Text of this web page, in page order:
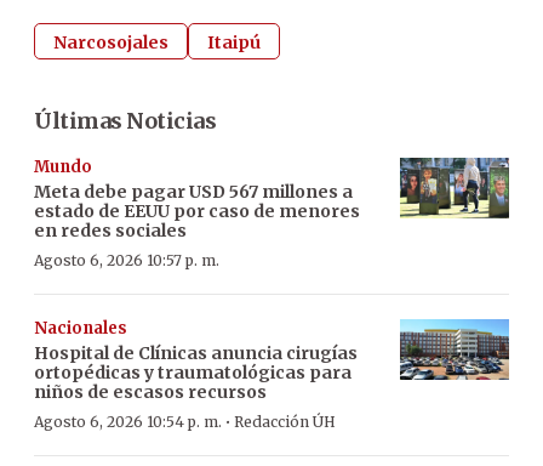
Narcosojales Itaipú
Últimas Noticias
Mundo
Meta debe pagar USD 567 millones a
estado de EEUU por caso de menores
en redes sociales
Agosto 6, 2026 10:57 p. m.
Nacionales
Hospital de Clínicas anuncia cirugías
ortopédicas y traumatológicas para
niños de escasos recursos
Agosto 6, 2026 10:54 p. m. · Redacción ÚH